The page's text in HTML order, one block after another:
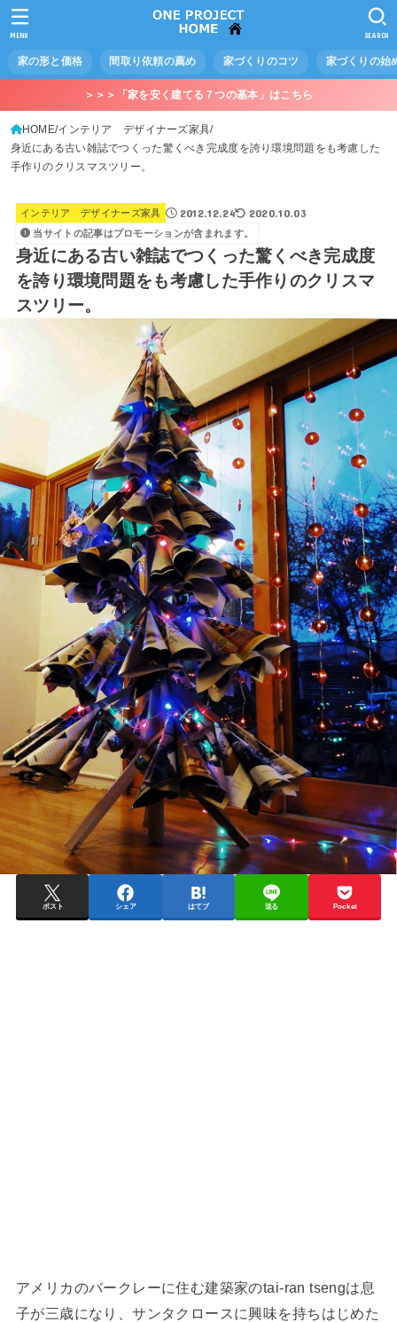
家の形と価格 間取り依頼の薦め 家づくりのコツ 家づくりの始
SEARCH
MENU
＞＞＞「家を安く建てる７つの基本」はこちら
HOME インテリア デザイナーズ家具
身近にある古い雑誌でつくった驚くべき完成度を誇り環境問題をも考慮した
手作りのクリスマスツリー。
インテリア デザイナーズ家具 2012.12.24 2020.10.03
当サイトの記事はプロモーションが含まれます。
身近にある古い雑誌でつくった驚くべき完成度
を誇り環境問題をも考慮した手作りのクリスマ
スツリー。
ポスト シェア はてブ 送る Pocket
アメリカのバークレーに住む建築家のtai-ran tsengは息
子が三歳になり、サンタクロースに興味を持ちはじめた